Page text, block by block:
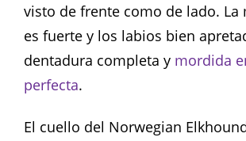
visto de frente como de lado. La
es fuerte y los labios bien
dentadura completa y mordida
perfecta.
El cuello del Norwegian